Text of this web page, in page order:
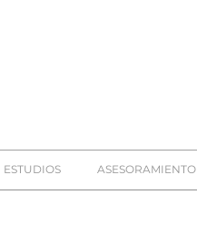
ESTUDIOS ASESORAMIENTO